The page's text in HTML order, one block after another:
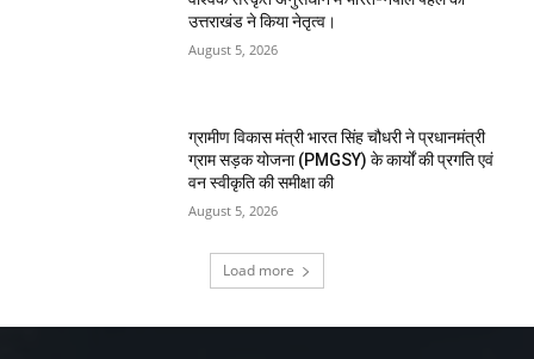
उत्तराखंड ने किया नेतृत्व।
August 5, 2026
ग्रामीण विकास मंत्री भारत सिंह चौधरी ने प्रधानमंत्री
ग्राम सड़क योजना (PMGSY) के कार्यों की प्रगति एवं
वन स्वीकृति की समीक्षा की
August 5, 2026
Load more